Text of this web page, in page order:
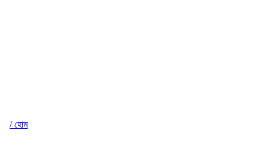
/ হোম